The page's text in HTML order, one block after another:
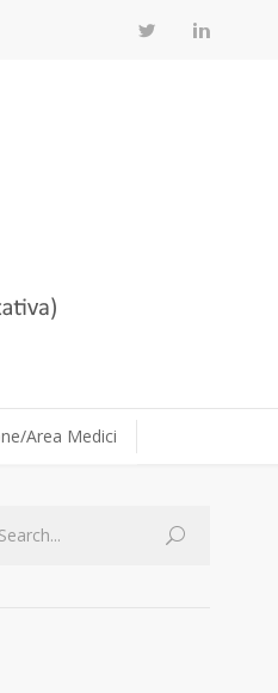
Area Medici